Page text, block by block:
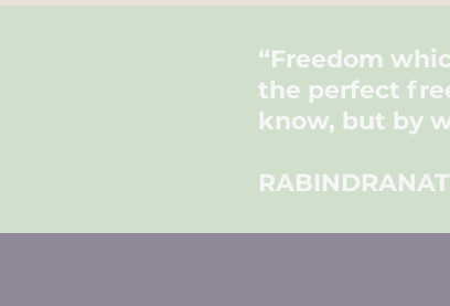
“Freedom
the perfect
know, but by